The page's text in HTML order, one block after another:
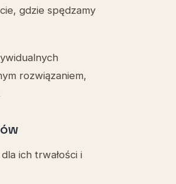
gdzie spędzamy
rozwiązaniem,
ich trwałości i